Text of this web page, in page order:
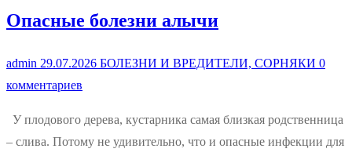
Опасные болезни алычи
admin 29.07.2026 БОЛЕЗНИ И ВРЕДИТЕЛИ, СОРНЯКИ 0
комментариев
У плодового дерева, кустарника самая близкая родственница
– слива. Потому не удивительно, что и опасные инфекции для